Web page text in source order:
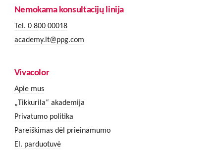
Nemokama konsultacijų linija
Tel. 0 800 00018
academy.lt@ppg.com
Vivacolor
Apie mus
„Tikkurila“ akademija
Privatumo politika
Pareiškimas dėl prieinamumo
El. parduotuvė